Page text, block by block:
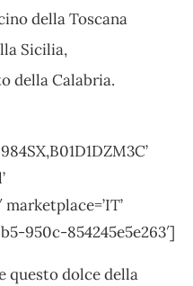
della Toscana
Sicilia,
della Calabria.
950c-854245e5e263′]
questo dolce della